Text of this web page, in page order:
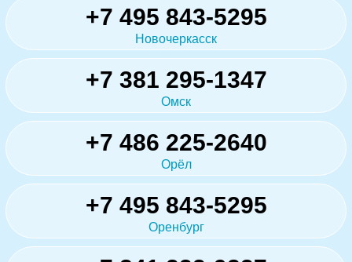
+7 495 843-5295
Новочеркасск
+7 381 295-1347
Омск
+7 486 225-2640
Орёл
+7 495 843-5295
Оренбург